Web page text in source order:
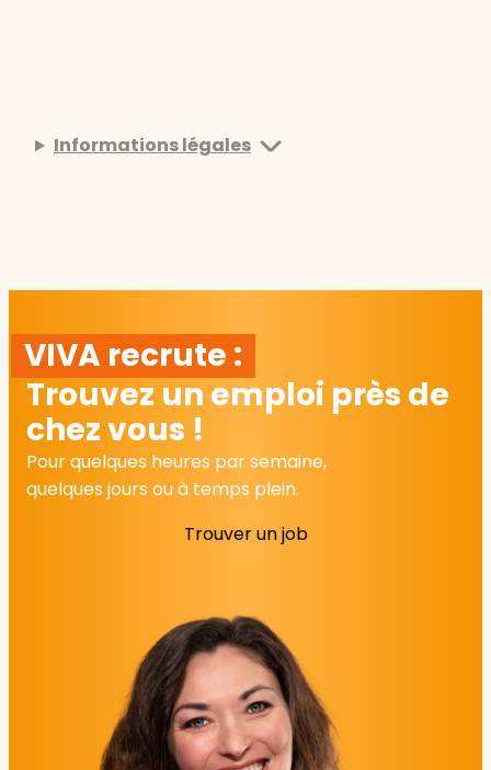
Informations légales
VIVA recrute :
Trouvez un emploi près de
chez vous !
Pour quelques heures par semaine,
quelques jours ou à temps plein.
Trouver un job